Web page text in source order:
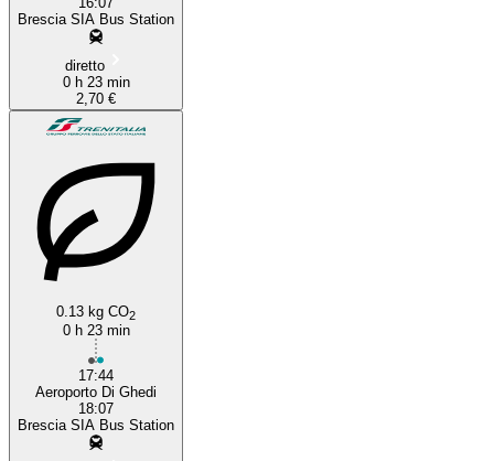
Brescia SIA Bus Station
diretto
0 h 23 min
2,70 €
0.13 kg CO2
0 h 23 min
17:44
Aeroporto Di Ghedi
18:07
Brescia SIA Bus Station